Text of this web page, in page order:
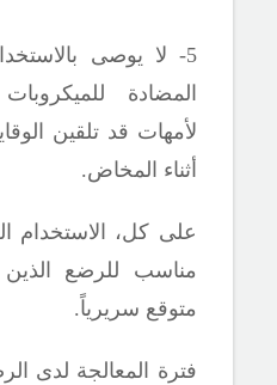
5- لا يوصى
المضادة
لأمهات قد تلقين
أثناء المخاض.
على كل، الاستخدام
مناسب للرضع
متوقع سريرياً.
فترة المعالجة لدى